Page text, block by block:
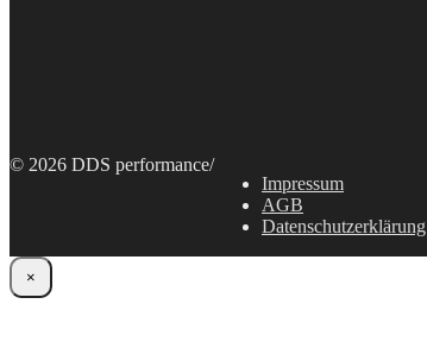
© 2026 DDS performance/
Impressum
AGB
Datenschutzerklärung
×